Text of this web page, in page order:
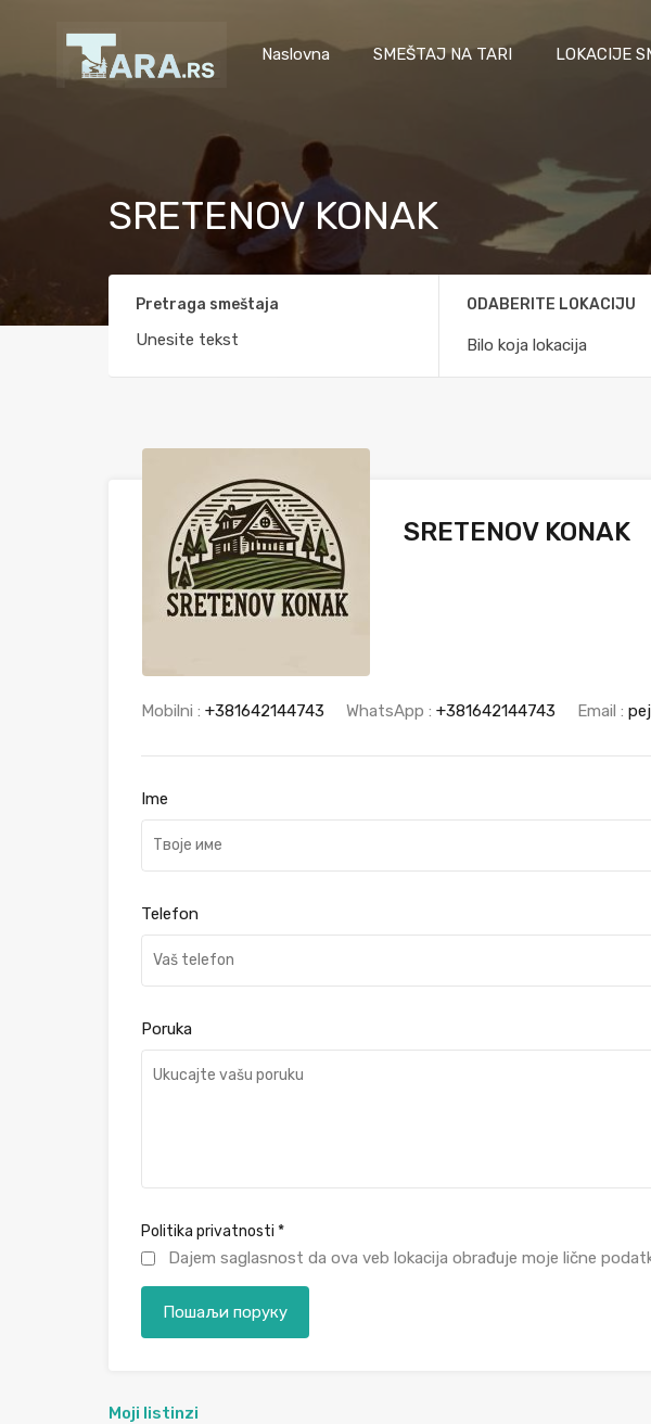
Naslovna SMEŠTAJ NA TARI LOKACIJE
SRETENOV KONAK
Pretraga smeštaja ODABERITE LOKACIJU
Bilo koja lokacija
SRETENOV KONAK
Mobilni : +381642144743 WhatsApp : +381642144743 Email :
Ime
Telefon
Poruka
Politika privatnosti *
Dajem saglasnost da ova veb lokacija obrađuje moje lične
Moji listinzi